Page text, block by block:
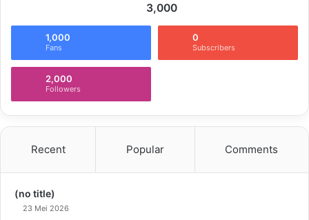
3,000
1,000
Fans
0
Subscribers
2,000
Followers
Recent Popular Comments
(no title)
23 Mei 2026